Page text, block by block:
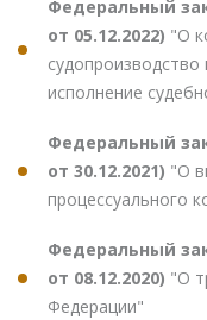
Федеральный
от 05.12.2022) "О
исполнение
Федеральный
от 30.12.2021) "О
процессуального
Федеральный
от 08.12.2020) "О
Федерации"